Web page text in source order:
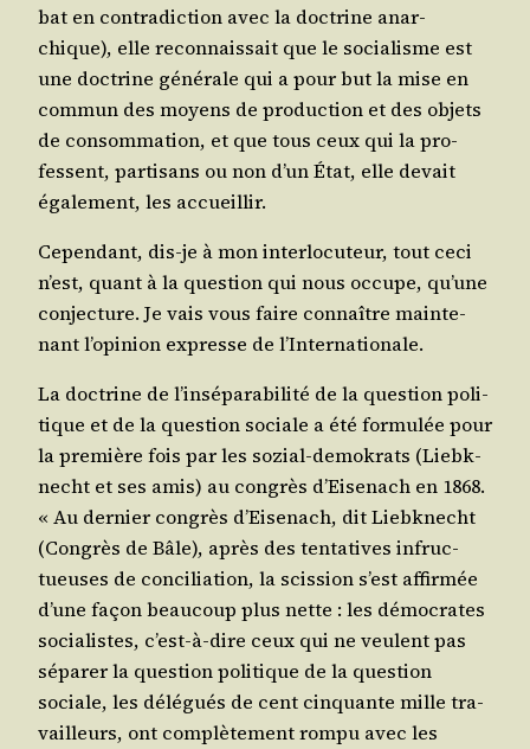
bat en contra­dic­tion avec la doc­trine anar­
chique), elle recon­nais­sait que le socia­lisme est
une doc­trine géné­rale qui a pour but la mise en
com­mun des moyens de pro­duc­tion et des objets
de consom­ma­tion, et que tous ceux qui la pro­
fessent, par­ti­sans ou non d’un État, elle devait
éga­le­ment, les accueillir.
Cepen­dant, dis-je à mon inter­lo­cu­teur, tout ceci
n’est, quant à la ques­tion qui nous occupe, qu’une
conjec­ture. Je vais vous faire connaître main­te­
nant l’o­pi­nion expresse de l’Internationale.
La doc­trine de l’in­sé­pa­ra­bi­li­té de la ques­tion poli­
tique et de la ques­tion sociale a été for­mu­lée pour
la pre­mière fois par les sozial-demo­krats (Liebk­
necht et ses amis) au congrès d’Ei­se­nach en 1868.
« Au der­nier congrès d’Ei­se­nach, dit Liebk­necht
(Congrès de Bâle), après des ten­ta­tives infruc­
tueuses de conci­lia­tion, la scis­sion s’est affir­mée
d’une façon beau­coup plus nette : les démo­crates
socia­listes, c’est-à-dire ceux qui ne veulent pas
sépa­rer la ques­tion poli­tique de la ques­tion
sociale, les délé­gués de cent cin­quante mille tra­
vailleurs, ont com­plè­te­ment rom­pu avec les